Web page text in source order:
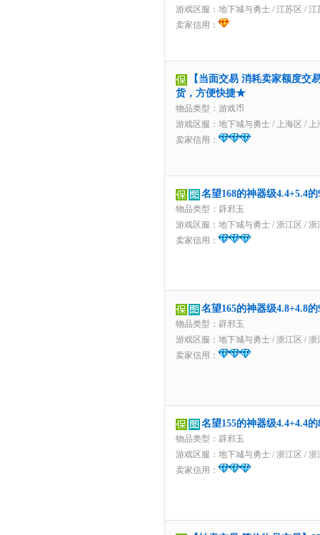
游戏区服： 地下城与勇士 / 江苏区 / 江
卖家信用：
【当面交易 消耗卖家额度交
货，方便快捷★
物品类型：游戏币
游戏区服： 地下城与勇士 / 上海区 / 上
卖家信用：
名望168的神器级4.4+5.4
物品类型：辟邪玉
游戏区服： 地下城与勇士 / 浙江区 / 浙
卖家信用：
名望165的神器级4.8+4.8
物品类型：辟邪玉
游戏区服： 地下城与勇士 / 浙江区 / 浙
卖家信用：
名望155的神器级4.4+4.4
物品类型：辟邪玉
游戏区服： 地下城与勇士 / 浙江区 / 浙
卖家信用：